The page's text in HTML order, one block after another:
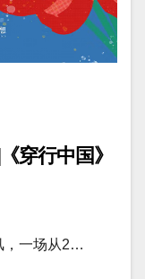
穿行中国》
，一场从2…